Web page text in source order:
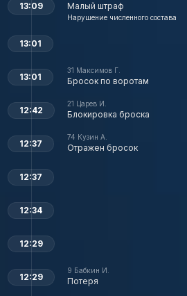
Малый штраф
Нарушение численного состава
13:09
13:01
31 Максимов Г.
Бросок по воротам
13:01
21 Царев И.
Блокировка броска
12:42
74 Кузин А.
Отражен бросок
12:37
12:37
12:34
12:29
9 Бабкин И.
Потеря
12:29